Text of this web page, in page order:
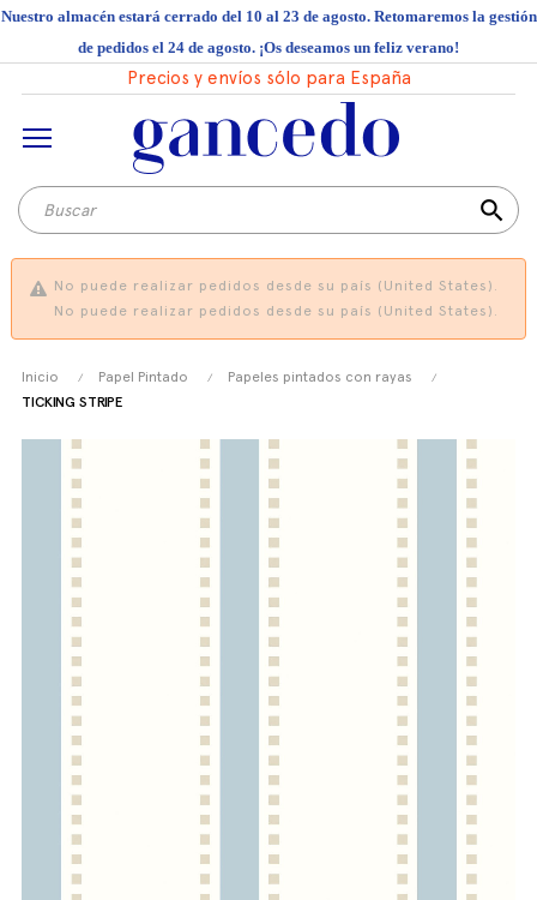
Nuestro almacén estará cerrado del 10 al 23 de agosto. Retomaremos la gestión
de pedidos el 24 de agosto. ¡Os deseamos un feliz verano!
Precios y envíos sólo para España
search
No puede realizar pedidos desde su país (United States).
No puede realizar pedidos desde su país (United States).
Inicio Papel Pintado
Papeles pintados con rayas
TICKING STRIPE